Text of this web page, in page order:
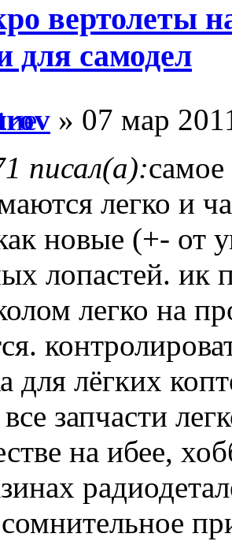
вертолеты
для самодел
» 07 мар
писал(а):
легко и
новые (+- от
лопастей.
легко на
для лёгких
запчасти
на ибее,